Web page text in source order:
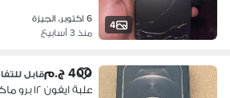
4
6 اكتوبر، الجيزة
منذ 3 أسابيع
400 ج.م قابل
علبة ايفون ١٢ برو ماكس هاي كوبي